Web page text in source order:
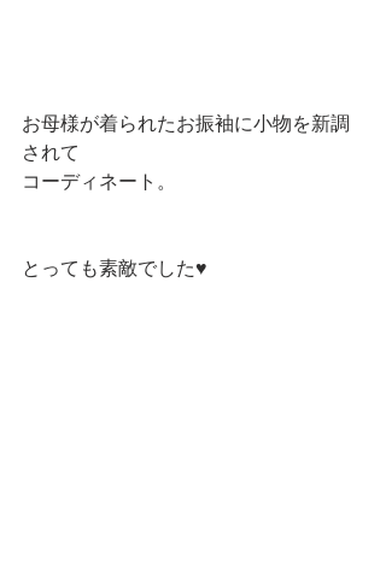
お母様が着られたお振袖に小物を新調
されて
コーディネート。
とっても素敵でした♥️